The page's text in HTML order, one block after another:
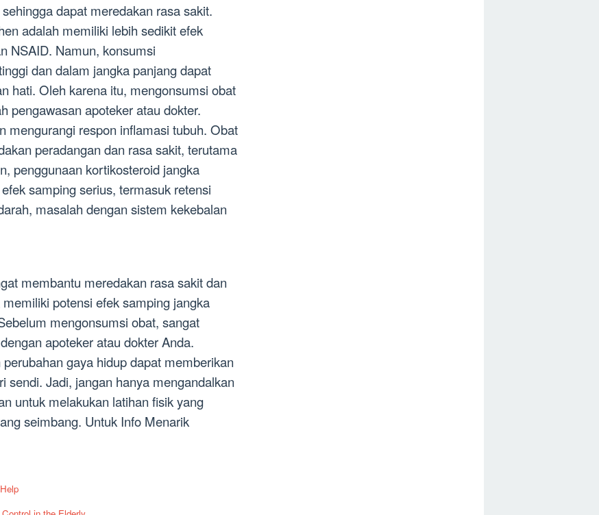
dapat meredakan rasa sakit.
adalah memiliki lebih sedikit efek
NSAID. Namun, konsumsi
dan dalam jangka panjang dapat
hati. Oleh karena itu, mengonsumsi obat
pengawasan apoteker atau dokter.
mengurangi respon inflamasi tubuh. Obat
peradangan dan rasa sakit, terutama
penggunaan kortikosteroid jangka
samping serius, termasuk retensi
masalah dengan sistem kekebalan
membantu meredakan rasa sakit dan
potensi efek samping jangka
mengonsumsi obat, sangat
apoteker atau dokter Anda.
gaya hidup dapat memberikan
sendi. Jadi, jangan hanya mengandalkan
untuk melakukan latihan fisik yang
seimbang. Untuk Info Menarik